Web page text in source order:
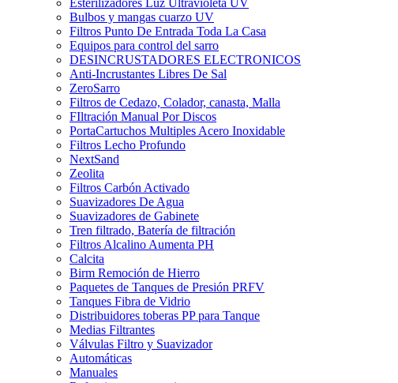
Esterilizadores Luz Ultravioleta UV
Bulbos y mangas cuarzo UV
Filtros Punto De Entrada Toda La Casa
Equipos para control del sarro
DESINCRUSTADORES ELECTRONICOS
Anti-Incrustantes Libres De Sal
ZeroSarro
Filtros de Cedazo, Colador, canasta, Malla
FIltración Manual Por Discos
PortaCartuchos Multiples Acero Inoxidable
Filtros Lecho Profundo
NextSand
Zeolita
Filtros Carbón Activado
Suavizadores De Agua
Suavizadores de Gabinete
Tren filtrado, Batería de filtración
Filtros Alcalino Aumenta PH
Calcita
Birm Remoción de Hierro
Paquetes de Tanques de Presión PRFV
Tanques Fibra de Vidrio
Distribuidores toberas PP para Tanque
Medias Filtrantes
Válvulas Filtro y Suavizador
Automáticas
Manuales